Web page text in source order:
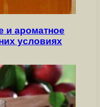
и ароматное
условиях